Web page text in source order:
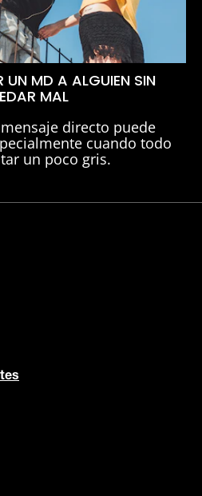
MD A ALGUIEN SIN
MAL
directo puede
cuando todo
un poco gris.